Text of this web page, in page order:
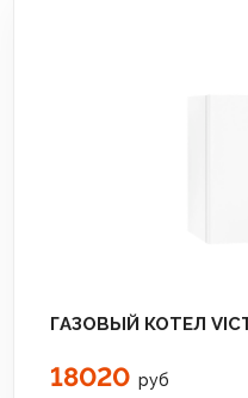
ГАЗОВЫЙ КОТЕЛ
18020 руб